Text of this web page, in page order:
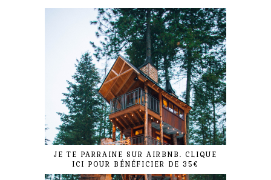
JE TE PARRAINE SUR AIRBNB. CLIQUE
ICI POUR BÉNÉFICIER DE 35€